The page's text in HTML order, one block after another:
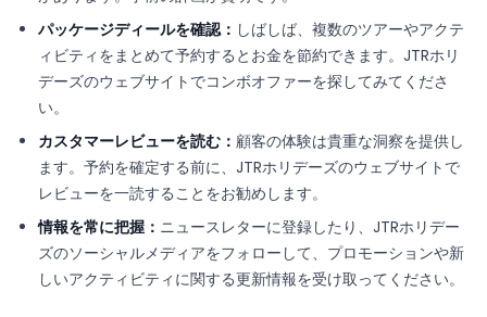
パッケージディールを確認： しばしば、複数のツアーやアクテ
ィビティをまとめて予約するとお金を節約できます。JTRホリ
デーズのウェブサイトでコンボオファーを探してみてくださ
い。
カスタマーレビューを読む： 顧客の体験は貴重な洞察を提供し
ます。予約を確定する前に、JTRホリデーズのウェブサイトで
レビューを一読することをお勧めします。
情報を常に把握： ニュースレターに登録したり、JTRホリデー
ズのソーシャルメディアをフォローして、プロモーションや新
しいアクティビティに関する更新情報を受け取ってください。